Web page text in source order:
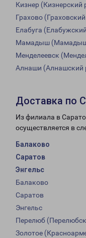
Кизнер (Кизнерский
Грахово
Елабуга
Мамадыш
Менделеевск
Алнаши (Алнашский
Доставка по
Из филиала в
осуществляется в
Балаково
Саратов
Энгельс
Балаково
Саратов
Энгельс
Перелюб
Золотое